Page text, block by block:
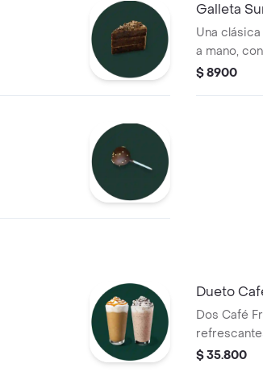
Galleta
Una
a mano,
$ 8900
Dueto
Dos Café
Mezclados
$ 35.800